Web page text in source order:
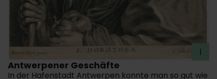
i
Antwerpener Geschäfte
In der Hafenstadt Antwerpen konnte man so gut wie